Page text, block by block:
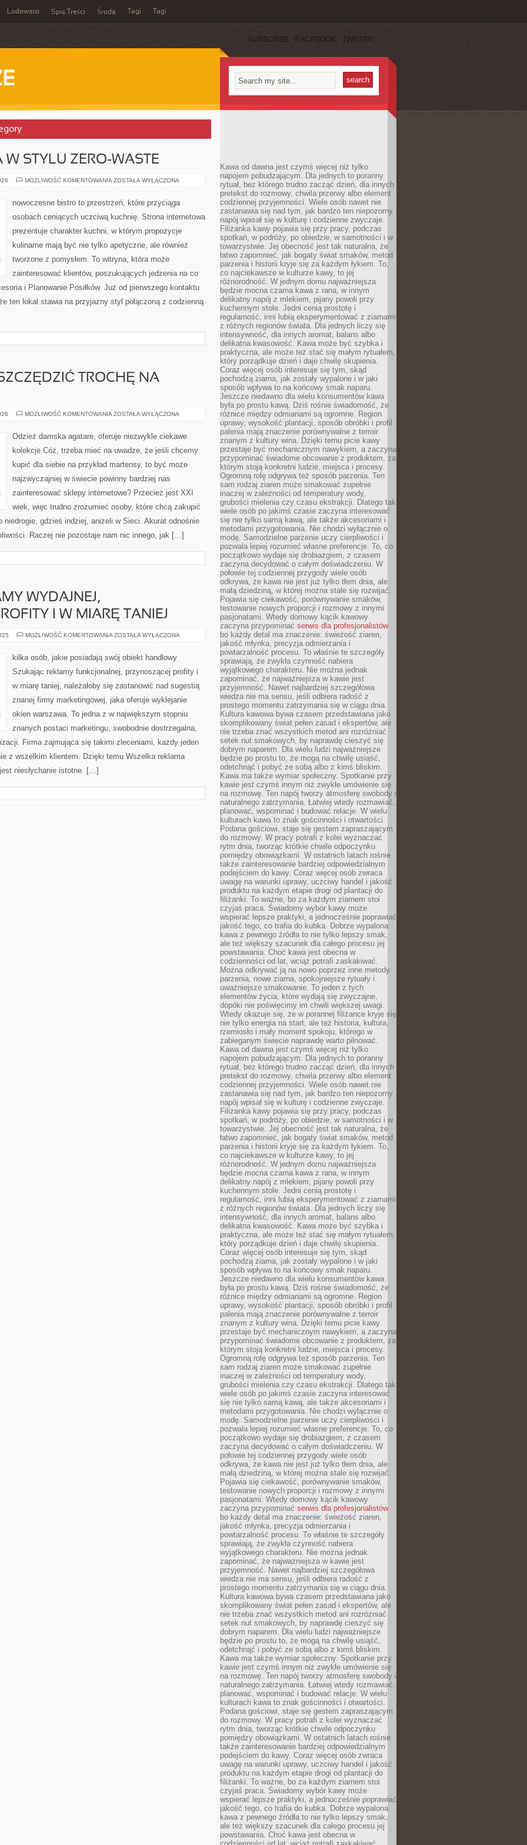
Lodowato Spis Treści Środa Tagi Tagi
SUBSCRIBE FACEBOOK TWITTER
STYLU ZERO-WASTE
MOŻLIWOŚĆ KOMENTOWANIA KUCHNIA
STYLU
ZERO-
ZOSTAŁA WYŁĄCZONA
nowoczesne bistro to przestrzeń, które przyciąga
osobach ceniących uczciwą kuchnię. Strona internetowa
prezentuje charakter kuchni, w którym propozycje
kulinarne mają być nie tylko apetyczne, ale również
tworzone z pomysłem. To witryna, która może
zainteresować klientów, poszukujących jedzenia na co
i Planowanie Posiłków. Już od pierwszego kontaktu
ten lokal stawia na przyjazny styl połączoną z codzienną
TROCHĘ NA
MOŻLIWOŚĆ KOMENTOWANIA JAK
TROCHĘ
NA
ZOSTAŁA WYŁĄCZONA
Odzież damska agatare, oferuje niezwykle ciekawe
kolekcje Cóż, trzeba mieć na uwadze, że jeśli chcemy
kupić dla siebie na przykład martensy, to być może
najzwyczajniej w świecie powinny bardziej nas
zainteresować sklepy internetowe? Przecież jest XXI
wiek, więc trudno zrozumieć osoby, które chcą zakupić
gdzieś indziej, aniżeli w Sieci. Akurat odnośnie
Raczej nie pozostaje nam nic innego, jak […]
WYDAJNEJ,
I W MIARĘ TANIEJ
MOŻLIWOŚĆ KOMENTOWANIA SZUKAJĄC
PRZYNOSZĄCEJ
PROFITY
W
TANIEJ
ZOSTAŁA WYŁĄCZONA
kilka osób, jakie posiadają swój obiekt handlowy
Szukając reklamy funkcjonalnej, przynoszącej profity i
w miarę taniej, należałoby się zastanowić nad sugestią
znanej firmy marketingowej, jaka oferuje wyklejanie
okien warszawa. To jedna z w największym stopniu
znanych postaci marketingu, swobodnie dostrzegalna,
Firma zajmująca się takimi zleceniami, każdy jeden
z wszelkim klientem. Dzięki temu Wszelka reklama
niesłychanie istotne. […]
Kawa od dawna jest czymś więcej niż tylko
napojem pobudzającym. Dla jednych to poranny
rytuał, bez którego trudno zacząć dzień, dla innych
pretekst do rozmowy, chwila przerwy albo element
codziennej przyjemności. Wiele osób nawet nie
zastanawia się nad tym, jak bardzo ten niepozorny
napój wpisał się w kulturę i codzienne zwyczaje.
Filiżanka kawy pojawia się przy pracy, podczas
spotkań, w podróży, po obiedzie, w samotności i w
towarzystwie. Jej obecność jest tak naturalna, że
łatwo zapomnieć, jak bogaty świat smaków, metod
parzenia i historii kryje się za każdym łykiem. To,
co najciekawsze w kulturze kawy, to jej
różnorodność. W jednym domu najważniejsza
będzie mocna czarna kawa z rana, w innym
delikatny napój z mlekiem, pijany powoli przy
kuchennym stole. Jedni cenią prostotę i
regularność, inni lubią eksperymentować z ziarnami
z różnych regionów świata. Dla jednych liczy się
intensywność, dla innych aromat, balans albo
delikatna kwasowość. Kawa może być szybka i
praktyczna, ale może też stać się małym rytuałem,
który porządkuje dzień i daje chwilę skupienia.
Coraz więcej osób interesuje się tym, skąd
pochodzą ziarna, jak zostały wypalone i w jaki
sposób wpływa to na końcowy smak naparu.
Jeszcze niedawno dla wielu konsumentów kawa
była po prostu kawą. Dziś rośnie świadomość, że
różnice między odmianami są ogromne. Region
uprawy, wysokość plantacji, sposób obróbki i profil
palenia mają znaczenie porównywalne z terroir
znanym z kultury wina. Dzięki temu picie kawy
przestaje być mechanicznym nawykiem, a zaczyna
przypominać świadome obcowanie z produktem, za
którym stoją konkretni ludzie, miejsca i procesy.
Ogromną rolę odgrywa też sposób parzenia. Ten
sam rodzaj ziaren może smakować zupełnie
inaczej w zależności od temperatury wody,
grubości mielenia czy czasu ekstrakcji. Dlatego tak
wiele osób po jakimś czasie zaczyna interesować
się nie tylko samą kawą, ale także akcesoriami i
metodami przygotowania. Nie chodzi wyłącznie o
modę. Samodzielne parzenie uczy cierpliwości i
pozwala lepiej rozumieć własne preferencje. To, co
początkowo wydaje się drobiazgiem, z czasem
zaczyna decydować o całym doświadczeniu. W
połowie tej codziennej przygody wiele osób
odkrywa, że kawa nie jest już tylko tłem dnia, ale
małą dziedziną, w której można stale się rozwijać.
Pojawia się ciekawość, porównywanie smaków,
testowanie nowych proporcji i rozmowy z innymi
pasjonatami. Wtedy domowy kącik kawowy
zaczyna przypominać serwis dla profesjonalistów
bo każdy detal ma znaczenie: świeżość ziaren,
jakość młynka, precyzja odmierzania i
powtarzalność procesu. To właśnie te szczegóły
sprawiają, że zwykła czynność nabiera
wyjątkowego charakteru. Nie można jednak
zapominać, że najważniejsza w kawie jest
przyjemność. Nawet najbardziej szczegółowa
wiedza nie ma sensu, jeśli odbiera radość z
prostego momentu zatrzymania się w ciągu dnia.
Kultura kawowa bywa czasem przedstawiana jako
skomplikowany świat pełen zasad i ekspertów, ale
nie trzeba znać wszystkich metod ani rozróżniać
setek nut smakowych, by naprawdę cieszyć się
dobrym naparem. Dla wielu ludzi najważniejsze
będzie po prostu to, że mogą na chwilę usiąść,
odetchnąć i pobyć ze sobą albo z kimś bliskim.
Kawa ma także wymiar społeczny. Spotkanie przy
kawie jest czymś innym niż zwykłe umówienie się
na rozmowę. Ten napój tworzy atmosferę swobody i
naturalnego zatrzymania. Łatwiej wtedy rozmawiać,
planować, wspominać i budować relacje. W wielu
kulturach kawa to znak gościnności i otwartości.
Podana gościowi, staje się gestem zapraszającym
do rozmowy. W pracy potrafi z kolei wyznaczać
rytm dnia, tworząc krótkie chwile odpoczynku
pomiędzy obowiązkami. W ostatnich latach rośnie
także zainteresowanie bardziej odpowiedzialnym
podejściem do kawy. Coraz więcej osób zwraca
uwagę na warunki uprawy, uczciwy handel i jakość
produktu na każdym etapie drogi od plantacji do
filiżanki. To ważne, bo za każdym ziarnem stoi
czyjaś praca. Świadomy wybór kawy może
wspierać lepsze praktyki, a jednocześnie poprawiać
jakość tego, co trafia do kubka. Dobrze wypalona
kawa z pewnego źródła to nie tylko lepszy smak,
ale też większy szacunek dla całego procesu jej
powstawania. Choć kawa jest obecna w
codzienności od lat, wciąż potrafi zaskakiwać.
Można odkrywać ją na nowo poprzez inne metody
parzenia, nowe ziarna, spokojniejsze rytuały i
uważniejsze smakowanie. To jeden z tych
elementów życia, które wydają się zwyczajne,
dopóki nie poświęcimy im chwili większej uwagi.
Wtedy okazuje się, że w porannej filiżance kryje się
nie tylko energia na start, ale też historia, kultura,
rzemiosło i mały moment spokoju, którego w
zabieganym świecie naprawdę warto pilnować.
Kawa od dawna jest czymś więcej niż tylko
napojem pobudzającym. Dla jednych to poranny
rytuał, bez którego trudno zacząć dzień, dla innych
pretekst do rozmowy, chwila przerwy albo element
codziennej przyjemności. Wiele osób nawet nie
zastanawia się nad tym, jak bardzo ten niepozorny
napój wpisał się w kulturę i codzienne zwyczaje.
Filiżanka kawy pojawia się przy pracy, podczas
spotkań, w podróży, po obiedzie, w samotności i w
towarzystwie. Jej obecność jest tak naturalna, że
łatwo zapomnieć, jak bogaty świat smaków, metod
parzenia i historii kryje się za każdym łykiem. To,
co najciekawsze w kulturze kawy, to jej
różnorodność. W jednym domu najważniejsza
będzie mocna czarna kawa z rana, w innym
delikatny napój z mlekiem, pijany powoli przy
kuchennym stole. Jedni cenią prostotę i
regularność, inni lubią eksperymentować z ziarnami
z różnych regionów świata. Dla jednych liczy się
intensywność, dla innych aromat, balans albo
delikatna kwasowość. Kawa może być szybka i
praktyczna, ale może też stać się małym rytuałem,
który porządkuje dzień i daje chwilę skupienia.
Coraz więcej osób interesuje się tym, skąd
pochodzą ziarna, jak zostały wypalone i w jaki
sposób wpływa to na końcowy smak naparu.
Jeszcze niedawno dla wielu konsumentów kawa
była po prostu kawą. Dziś rośnie świadomość, że
różnice między odmianami są ogromne. Region
uprawy, wysokość plantacji, sposób obróbki i profil
palenia mają znaczenie porównywalne z terroir
znanym z kultury wina. Dzięki temu picie kawy
przestaje być mechanicznym nawykiem, a zaczyna
przypominać świadome obcowanie z produktem, za
którym stoją konkretni ludzie, miejsca i procesy.
Ogromną rolę odgrywa też sposób parzenia. Ten
sam rodzaj ziaren może smakować zupełnie
inaczej w zależności od temperatury wody,
grubości mielenia czy czasu ekstrakcji. Dlatego tak
wiele osób po jakimś czasie zaczyna interesować
się nie tylko samą kawą, ale także akcesoriami i
metodami przygotowania. Nie chodzi wyłącznie o
modę. Samodzielne parzenie uczy cierpliwości i
pozwala lepiej rozumieć własne preferencje. To, co
początkowo wydaje się drobiazgiem, z czasem
zaczyna decydować o całym doświadczeniu. W
połowie tej codziennej przygody wiele osób
odkrywa, że kawa nie jest już tylko tłem dnia, ale
małą dziedziną, w której można stale się rozwijać.
Pojawia się ciekawość, porównywanie smaków,
testowanie nowych proporcji i rozmowy z innymi
pasjonatami. Wtedy domowy kącik kawowy
zaczyna przypominać serwis dla profesjonalistów
bo każdy detal ma znaczenie: świeżość ziaren,
jakość młynka, precyzja odmierzania i
powtarzalność procesu. To właśnie te szczegóły
sprawiają, że zwykła czynność nabiera
wyjątkowego charakteru. Nie można jednak
zapominać, że najważniejsza w kawie jest
przyjemność. Nawet najbardziej szczegółowa
wiedza nie ma sensu, jeśli odbiera radość z
prostego momentu zatrzymania się w ciągu dnia.
Kultura kawowa bywa czasem przedstawiana jako
skomplikowany świat pełen zasad i ekspertów, ale
nie trzeba znać wszystkich metod ani rozróżniać
setek nut smakowych, by naprawdę cieszyć się
dobrym naparem. Dla wielu ludzi najważniejsze
będzie po prostu to, że mogą na chwilę usiąść,
odetchnąć i pobyć ze sobą albo z kimś bliskim.
Kawa ma także wymiar społeczny. Spotkanie przy
kawie jest czymś innym niż zwykłe umówienie się
na rozmowę. Ten napój tworzy atmosferę swobody i
naturalnego zatrzymania. Łatwiej wtedy rozmawiać,
planować, wspominać i budować relacje. W wielu
kulturach kawa to znak gościnności i otwartości.
Podana gościowi, staje się gestem zapraszającym
do rozmowy. W pracy potrafi z kolei wyznaczać
rytm dnia, tworząc krótkie chwile odpoczynku
pomiędzy obowiązkami. W ostatnich latach rośnie
także zainteresowanie bardziej odpowiedzialnym
podejściem do kawy. Coraz więcej osób zwraca
uwagę na warunki uprawy, uczciwy handel i jakość
produktu na każdym etapie drogi od plantacji do
filiżanki. To ważne, bo za każdym ziarnem stoi
czyjaś praca. Świadomy wybór kawy może
wspierać lepsze praktyki, a jednocześnie poprawiać
jakość tego, co trafia do kubka. Dobrze wypalona
kawa z pewnego źródła to nie tylko lepszy smak,
ale też większy szacunek dla całego procesu jej
powstawania. Choć kawa jest obecna w